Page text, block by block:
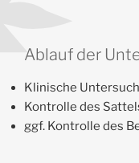
Ablauf der
Klinische
Kontrolle des
ggf. Kontrolle des